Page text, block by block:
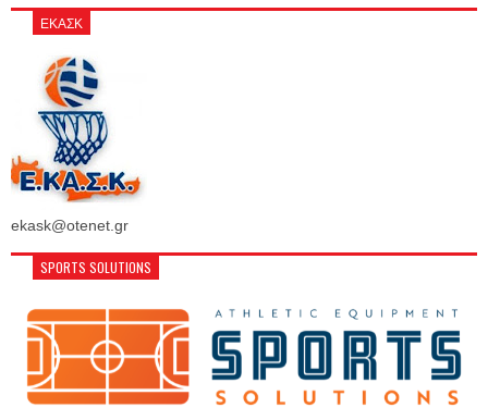
ΕΚΑΣΚ
ekask@otenet.gr
SPORTS SOLUTIONS